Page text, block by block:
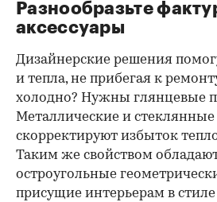
Разнообразьте
аксессуары
Дизайнерские решения
и тепла, не прибегая к
холодно? Нужны глянцевые
Металлические и
скорректируют избыток
Таким же свойством
остроугольные
присущие интерьерам в